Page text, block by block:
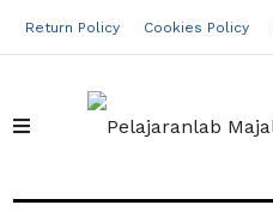
Return Policy Cookies Policy